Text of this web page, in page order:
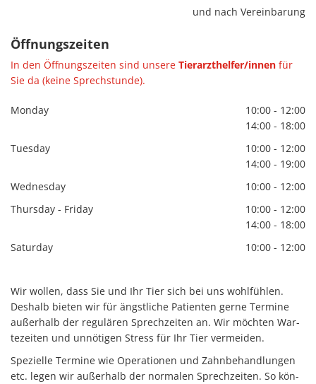
und nach Vereinbarung
Öff­nungs­zei­ten
In den Öff­nungs­zei­ten sind un­se­re Tier­arzt­hel­fe­r/in­nen für
Sie da (keine Sprech­stun­de).
Monday
10:00 - 12:00
14:00 - 18:00
Tuesday
10:00 - 12:00
14:00 - 19:00
Wednesday
10:00 - 12:00
Thursday - Friday
10:00 - 12:00
14:00 - 18:00
Saturday
10:00 - 12:00
Wir wol­len, dass Sie und Ihr Tier sich bei uns wohl­füh­len.
Des­halb bie­ten wir für ängst­li­che Pa­ti­en­ten gerne Ter­mi­ne
au­ßer­halb der re­gu­lä­ren Sprech­zei­ten an. Wir möch­ten War­
te­zei­ten und un­nö­ti­gen Stress für Ihr Tier ver­meiden.
Spe­zi­el­le Ter­mi­ne wie Ope­ra­tio­nen und Zahn­be­hand­lun­gen
etc. legen wir au­ßer­halb der nor­ma­len Sprech­zei­ten. So kön­